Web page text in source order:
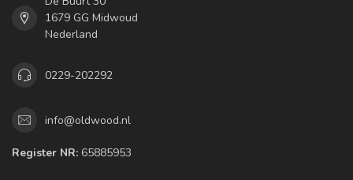
1679 GG Midwoud
Nederland
0229-202292
info@oldwood.nl
Register NR: 65885953